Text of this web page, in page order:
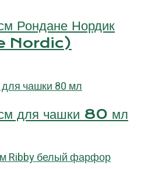
Рондане Нордик
Nordic)
для чашки 80 мл